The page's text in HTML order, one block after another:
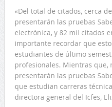
«Del total de citados, cerca
presentarán las pruebas
electrónica, y 82 mil citados
importante recordar que
estudiantes de último
profesionales. Mientras que,
presentarán las pruebas
que estudian carreras
directora general del Icfes,